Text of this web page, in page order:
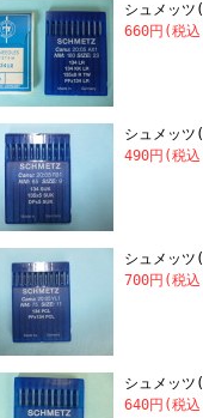
シュメッ
660円(税
シュメッ
490円(税
シュメッ
700円(税
シュメッ
640円(税